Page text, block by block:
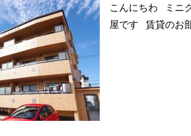
こんにちわ ミニ
屋です 賃貸のお